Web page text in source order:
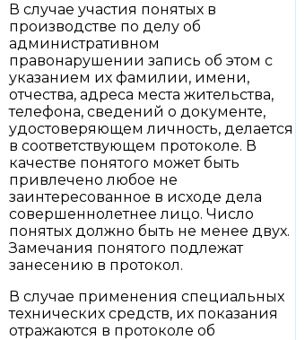
В случае участия понятых в
производстве по делу об
административном
правонарушении запись об этом с
указанием их фамилии, имени,
отчества, адреса места жительства,
телефона, сведений о документе,
удостоверяющем личность, делается
в соответствующем протоколе. В
качестве понятого может быть
привлечено любое не
заинтересованное в исходе дела
совершеннолетнее лицо. Число
понятых должно быть не менее двух.
Замечания понятого подлежат
занесению в протокол.
В случае применения специальных
технических средств, их показания
отражаются в протоколе об